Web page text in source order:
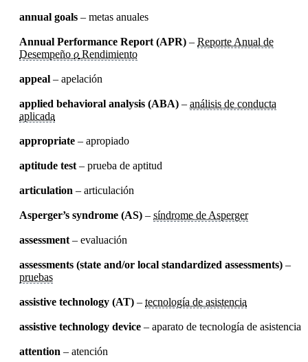
annual goals – metas anuales
Annual Performance Report (APR) – Reporte Anual de
Desempeño o Rendimiento
appeal – apelación
applied behavioral analysis (ABA) – análisis de conducta
aplicada
appropriate – apropiado
aptitude test – prueba de aptitud
articulation – articulación
Asperger’s syndrome (AS) – síndrome de Asperger
assessment – evaluación
assessments (state and/or local standardized assessments) –
pruebas
assistive technology (AT) – tecnología de asistencia
assistive technology device – aparato de tecnología de asistencia
attention – atención